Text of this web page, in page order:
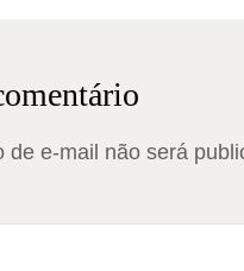
de e-mail não será